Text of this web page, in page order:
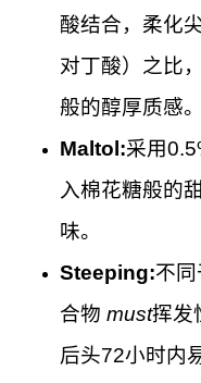
酸结合，柔化
对丁酸）之比
般的醇厚质感。
Maltol:采用
入棉花糖般的
味。
Steeping:不
合物 must挥发
后头72小时内